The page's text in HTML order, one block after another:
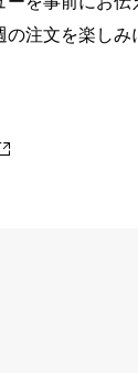
の注文を楽しみ